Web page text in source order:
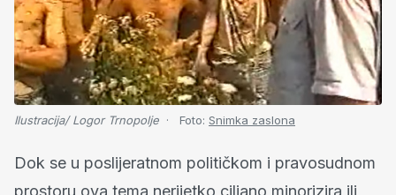
Ilustracija/ Logor Trnopolje Foto: Snimka zaslona
Dok se u poslijeratnom političkom i pravosudnom
prostoru ova tema nerijetko ciljano minorizira ili